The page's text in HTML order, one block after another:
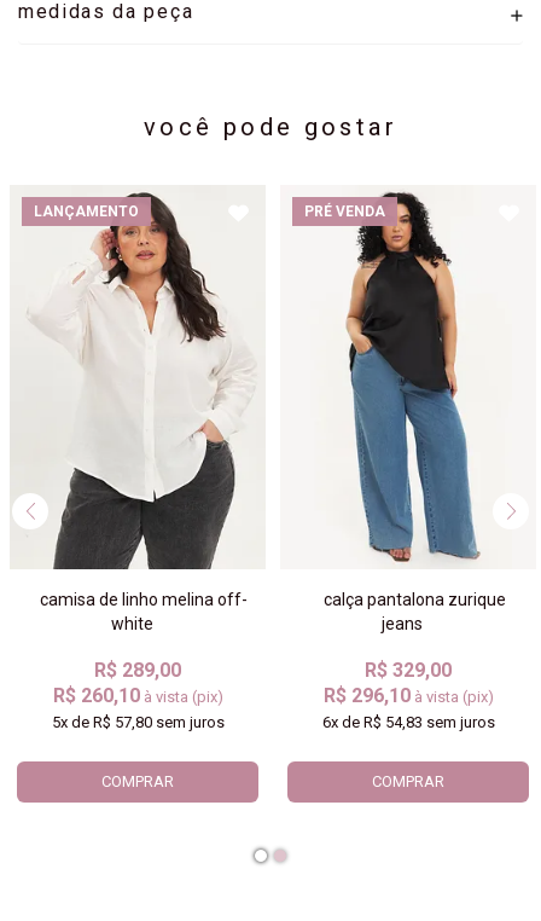
medidas da peça
você pode gostar
LANÇAMENTO
camisa de linho melina off-
white
R$ 289,00
R$ 260,10 à vista (pix)
5xde R$ 57,80sem juros
COMPRAR
PRÉ VENDA
calça pantalona zurique
jeans
R$ 329,00
R$ 296,10 à vista (pix)
6xde R$ 54,83 sem juros
COMPRAR